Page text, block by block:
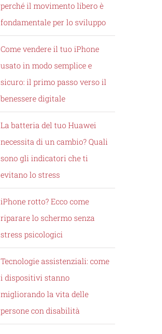
perché il movimento libero è
fondamentale per lo sviluppo
Come vendere il tuo iPhone
usato in modo semplice e
sicuro: il primo passo verso il
benessere digitale
La batteria del tuo Huawei
necessita di un cambio? Quali
sono gli indicatori che ti
evitano lo stress
iPhone rotto? Ecco come
riparare lo schermo senza
stress psicologici
Tecnologie assistenziali: come
i dispositivi stanno
migliorando la vita delle
persone con disabilità